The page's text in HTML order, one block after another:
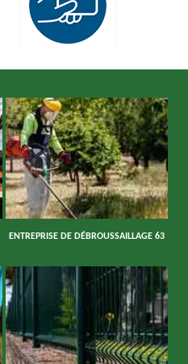
ENTREPRISE DE DÉBROUSSAILLAGE 63